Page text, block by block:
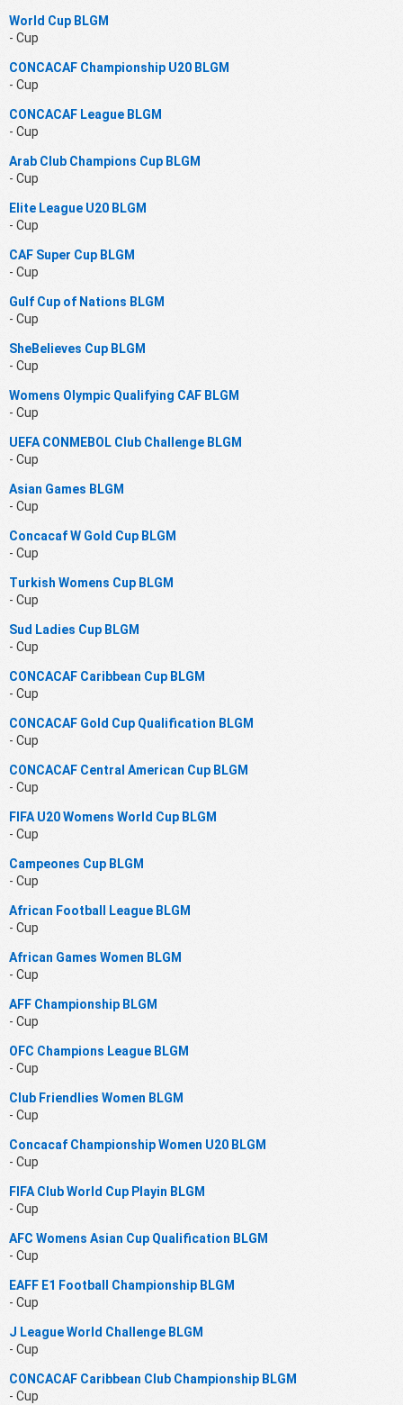
World Cup BLGM
- Cup
CONCACAF Championship U20 BLGM
- Cup
CONCACAF League BLGM
- Cup
Arab Club Champions Cup BLGM
- Cup
Elite League U20 BLGM
- Cup
CAF Super Cup BLGM
- Cup
Gulf Cup of Nations BLGM
- Cup
SheBelieves Cup BLGM
- Cup
Womens Olympic Qualifying CAF BLGM
- Cup
UEFA CONMEBOL Club Challenge BLGM
- Cup
Asian Games BLGM
- Cup
Concacaf W Gold Cup BLGM
- Cup
Turkish Womens Cup BLGM
- Cup
Sud Ladies Cup BLGM
- Cup
CONCACAF Caribbean Cup BLGM
- Cup
CONCACAF Gold Cup Qualification BLGM
- Cup
CONCACAF Central American Cup BLGM
- Cup
FIFA U20 Womens World Cup BLGM
- Cup
Campeones Cup BLGM
- Cup
African Football League BLGM
- Cup
African Games Women BLGM
- Cup
AFF Championship BLGM
- Cup
OFC Champions League BLGM
- Cup
Club Friendlies Women BLGM
- Cup
Concacaf Championship Women U20 BLGM
- Cup
FIFA Club World Cup Playin BLGM
- Cup
AFC Womens Asian Cup Qualification BLGM
- Cup
EAFF E1 Football Championship BLGM
- Cup
J League World Challenge BLGM
- Cup
CONCACAF Caribbean Club Championship BLGM
- Cup